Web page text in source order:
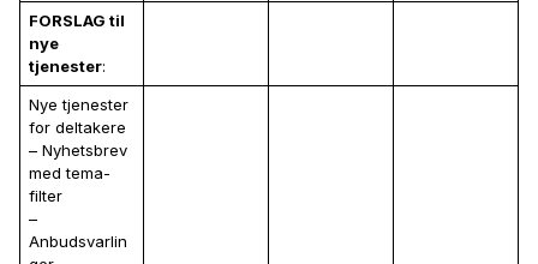
FORSLAG til
nye
tjenester:
Nye tjenester
for deltakere
– Nyhetsbrev
med tema-
filter
–
Anbudsvarlin